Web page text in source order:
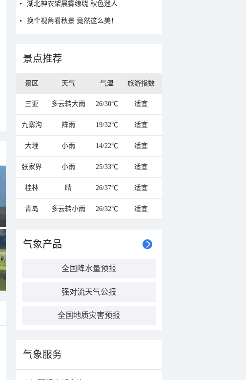
湖北神农架晨雾缭绕 秋色迷人
换个视角看秋景 竟然这么美！
景点推荐
景区 天气 气温 旅游指数
三亚 多云转大雨 26/30℃ 适宜
九寨沟 阵雨 19/32℃ 适宜
大理 小雨 14/22℃ 适宜
张家界 小雨 25/33℃ 适宜
桂林 晴 26/37℃ 适宜
青岛 多云转小雨 26/32℃ 适宜
气象产品
全国降水量预报
强对流天气公报
全国地质灾害预报
气象服务